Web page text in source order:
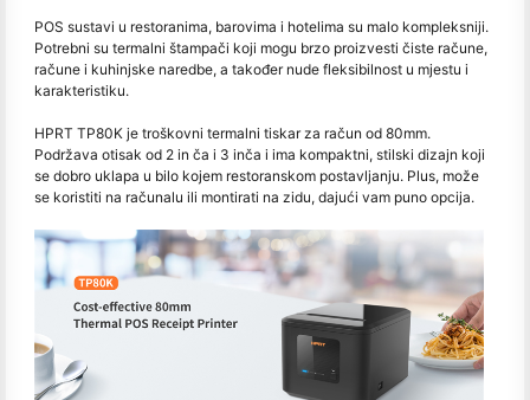
POS sustavi u restoranima, barovima i hotelima su malo kompleksniji.
Potrebni su termalni štampači koji mogu brzo proizvesti čiste račune,
račune i kuhinjske naredbe, a također nude fleksibilnost u mjestu i
karakteristiku.
HPRT TP80K je troškovni termalni tiskar za račun od 80mm.
Podržava otisak od 2 in ča i 3 inča i ima kompaktni, stilski dizajn koji
se dobro uklapa u bilo kojem restoranskom postavljanju. Plus, može
se koristiti na računalu ili montirati na zidu, dajući vam puno opcija.